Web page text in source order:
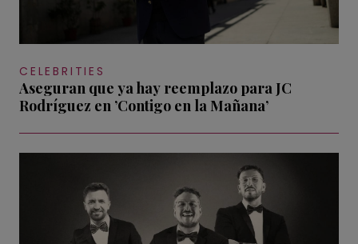
CELEBRITIES
Aseguran que ya hay reemplazo para JC
Rodríguez en ’Contigo en la Mañana’